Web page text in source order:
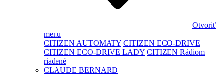
Otvoriť
menu
CITIZEN AUTOMATY CITIZEN ECO-DRIVE
CITIZEN ECO-DRIVE LADY CITIZEN Rádiom
riadené
CLAUDE BERNARD